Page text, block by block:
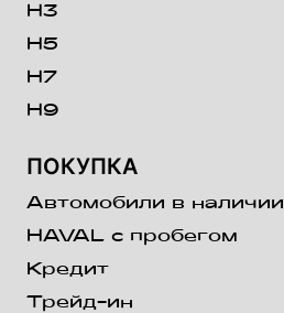
H3
H5
H7
H9
ПОКУПКА
Автомобили в наличии
HAVAL с пробегом
Кредит
Трейд-ин